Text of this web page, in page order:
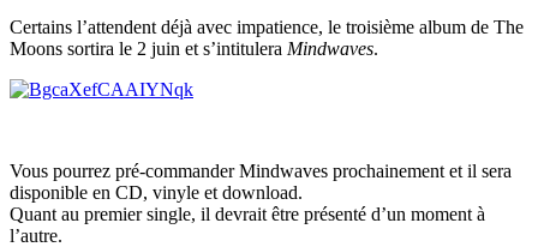
Certains l’attendent déjà avec impatience, le troisième album de The
Moons sortira le 2 juin et s’intitulera Mindwaves.
Vous pourrez pré-commander Mindwaves prochainement et il sera
disponible en CD, vinyle et download.
Quant au premier single, il devrait être présenté d’un moment à
l’autre.